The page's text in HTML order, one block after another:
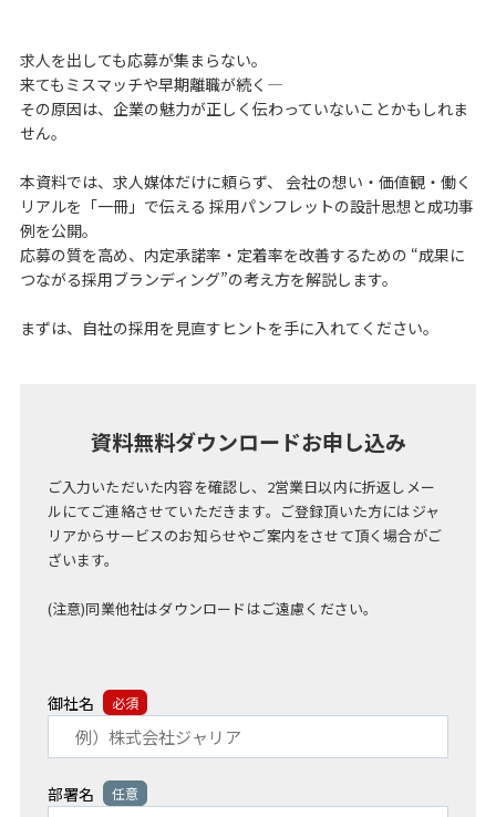
求人を出しても応募が集まらない。
来てもミスマッチや早期離職が続く――
その原因は、企業の魅力が正しく伝わっていないことかもしれま
せん。
本資料では、求人媒体だけに頼らず、 会社の想い・価値観・働く
リアルを「一冊」で伝える 採用パンフレットの設計思想と成功事
例を公開。
応募の質を高め、内定承諾率・定着率を改善するための “成果に
つながる採用ブランディング”の考え方を解説します。
まずは、自社の採用を見直すヒントを手に入れてください。
資料無料ダウンロードお申し込み
ご入力いただいた内容を確認し、2営業日以内に折返しメー
ルにてご連絡させていただきます。ご登録頂いた方にはジャ
リアからサービスのお知らせやご案内をさせて頂く場合がご
ざいます。
(注意)同業他社はダウンロードはご遠慮ください。
御社名 必須
部署名 任意